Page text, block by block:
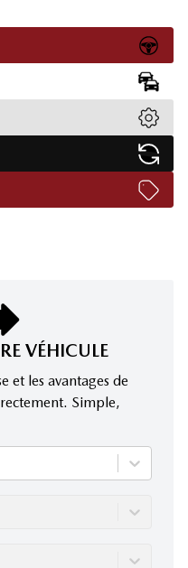
VÉHICULE
et les avantages de
Simple,